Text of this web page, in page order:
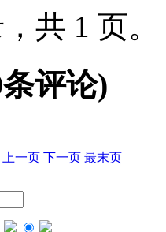
共 1 页。
条评论)
上一页 下一页 最末页